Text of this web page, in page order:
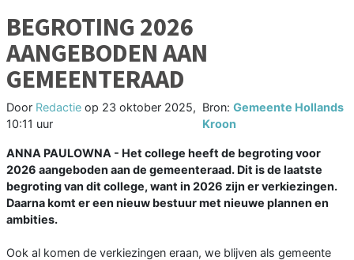
BEGROTING 2026
AANGEBODEN AAN
GEMEENTERAAD
Door Redactie op 23 oktober 2025,
10:11 uur
Bron: Gemeente Hollands
Kroon
ANNA PAULOWNA - Het college heeft de begroting voor
2026 aangeboden aan de gemeenteraad. Dit is de laatste
begroting van dit college, want in 2026 zijn er verkiezingen.
Daarna komt er een nieuw bestuur met nieuwe plannen en
ambities.
Ook al komen de verkiezingen eraan, we blijven als gemeente